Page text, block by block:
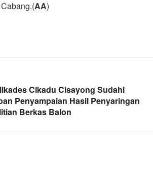
AA)
Cikadu Cisayong Sudahi
Penyampaian Hasil Penyaringan
Berkas Balon